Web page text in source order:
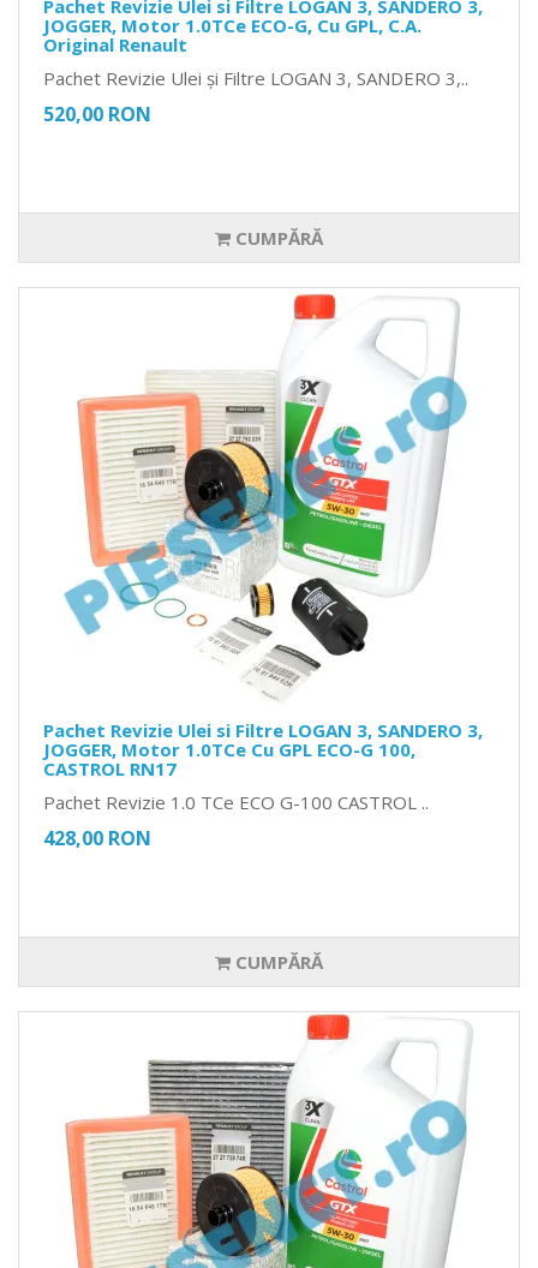
Pachet Revizie Ulei si Filtre LOGAN 3, SANDERO 3,
JOGGER, Motor 1.0TCe ECO-G, Cu GPL, C.A.
Original Renault
Pachet Revizie Ulei și Filtre LOGAN 3, SANDERO 3,..
520,00 RON
CUMPĂRĂ
Pachet Revizie Ulei si Filtre LOGAN 3, SANDERO 3,
JOGGER, Motor 1.0TCe Cu GPL ECO-G 100,
CASTROL RN17
Pachet Revizie 1.0 TCe ECO G-100 CASTROL ..
428,00 RON
CUMPĂRĂ